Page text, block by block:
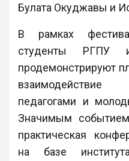
Булата Окуджавы и
В рамках
студенты
продемонстрируют
педагогами и
Значимым
практическая
на базе